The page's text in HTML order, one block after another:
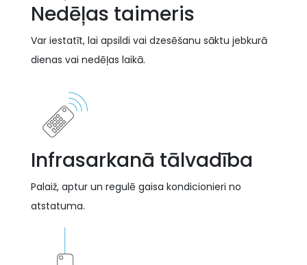
Nedēļas taimeris
Var iestatīt, lai apsildi vai dzesēšanu sāktu jebkurā
dienas vai nedēļas laikā.
Infrasarkanā tālvadība
Palaiž, aptur un regulē gaisa kondicionieri no
atstatuma.